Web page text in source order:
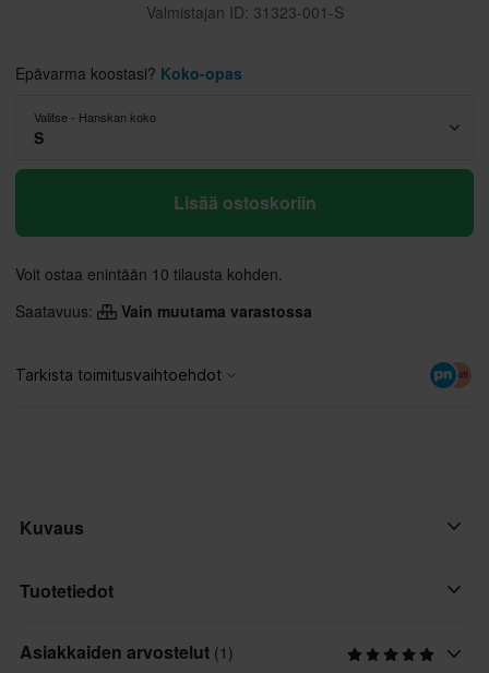
Valmistajan ID: 31323-001-S
Epävarma koostasi? Koko-opas
Valitse - Hanskan koko
S
Lisää ostoskoriin
Voit ostaa enintään 10 tilausta kohden.
Saatavuus:
Vain muutama varastossa
Kuvaus
Kun lämpötila laskee, Defend Thermo Ajohanskat on suunniteltu
tarjoavat turvallisen ja luotettavan istuvuuden puristuskäsivarren
Tuotetiedot
Materiaali
Asiakkaiden arvostelut (1)